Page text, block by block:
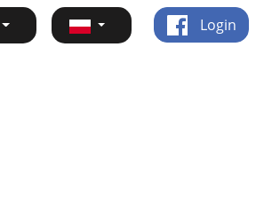
Login